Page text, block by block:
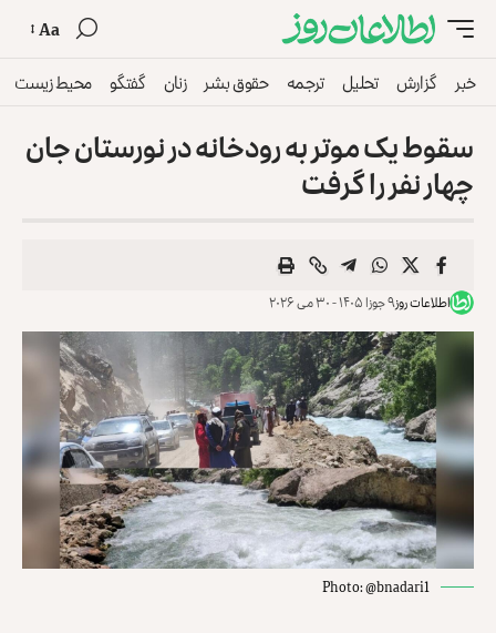
Aa
خبر گزارش تحلیل ترجمه حقوق بشر زنان گفتگو محیط زیست
سقوط یک موتر به رودخانه در نورستان جان
چهار نفر را گرفت
اطلاعات روز۹ جوزا ۱۴۰۵ - ۳۰ می ۲۰۲۶
Photo: @bnadari1